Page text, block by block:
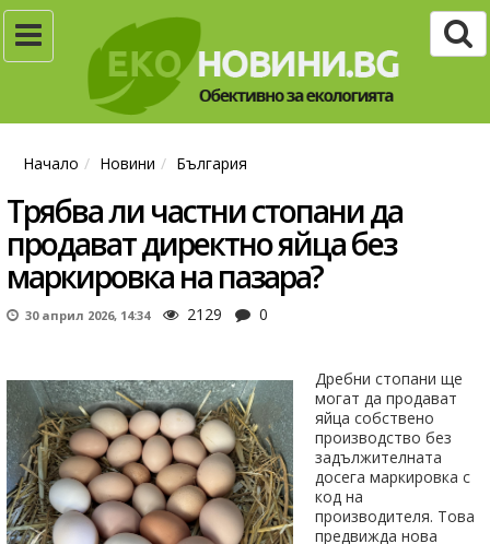
Начало Новини България
Трябва ли частни стопани да
продават директно яйца без
маркировка на пазара?
30 април 2026, 14:34 2129 0
Дребни стопани ще
могат да продават
яйца собствено
производство без
задължителната
досега маркировка с
код на
производителя. Това
предвижда нова